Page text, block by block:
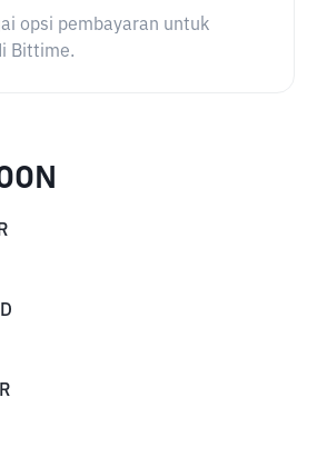
opsi pembayaran untuk
Bittime.